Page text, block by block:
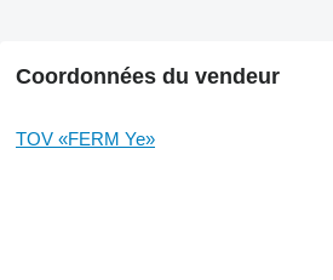
Coordonnées du vendeur
TOV «FERM Ye»